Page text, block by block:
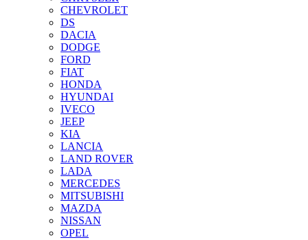
CHEVROLET
DS
DACIA
DODGE
FORD
FIAT
HONDA
HYUNDAI
IVECO
JEEP
KIA
LANCIA
LAND ROVER
LADA
MERCEDES
MITSUBISHI
MAZDA
NISSAN
OPEL